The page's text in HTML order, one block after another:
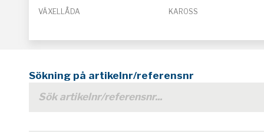
VÄXELLÅDA KAROSS
Sökning på artikelnr/referensnr